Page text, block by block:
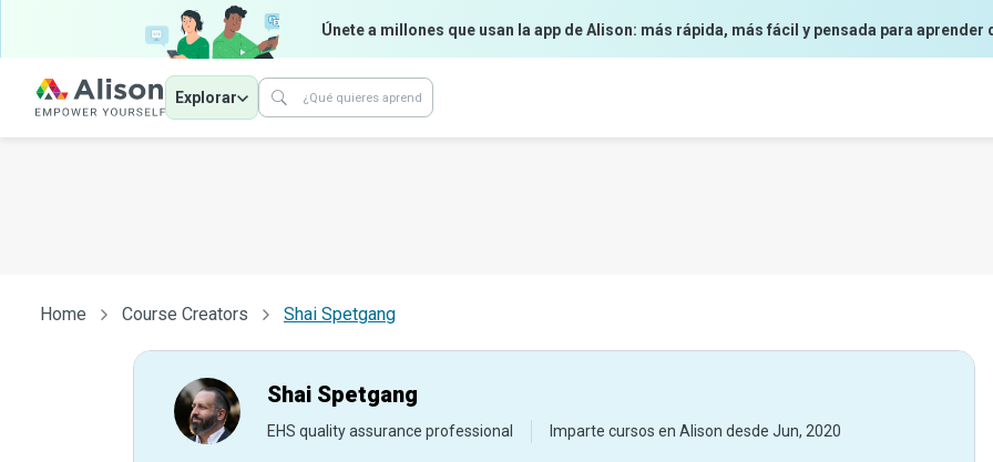
Únete a millones que usan la app de Alison: más rápida, más fácil y pensada para
Explorar
Home Course Creators Shai Spetgang
Shai Spetgang
EHS quality assurance professional Imparte cursos en Alison desde Jun, 2020